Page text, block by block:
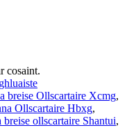
cosaint.
breise Ollscartaire Xcmg,
Ollscartaire Hbxg,
breise ollscartaire Shantui,